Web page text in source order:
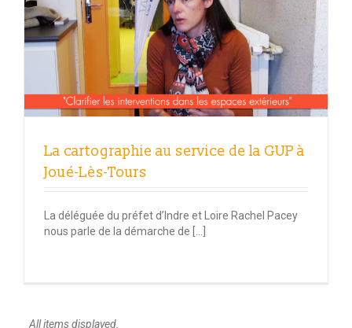
La cartographie au service de la GUP à
Joué-Lès-Tours
La déléguée du préfet d’Indre et Loire Rachel Pacey
nous parle de la démarche de […]